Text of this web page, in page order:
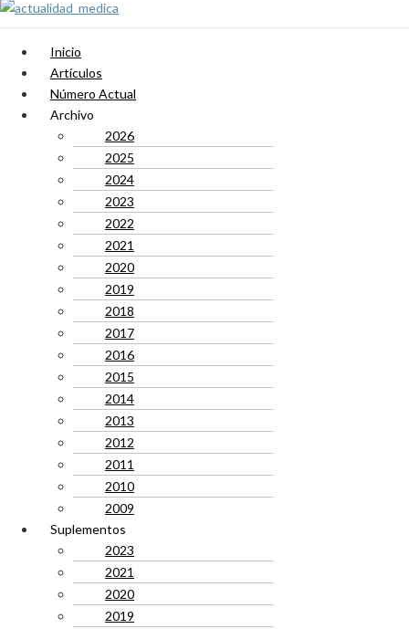
Inicio
Artículos
Número Actual
Archivo
2026
2025
2024
2023
2022
2021
2020
2019
2018
2017
2016
2015
2014
2013
2012
2011
2010
2009
Suplementos
2023
2021
2020
2019